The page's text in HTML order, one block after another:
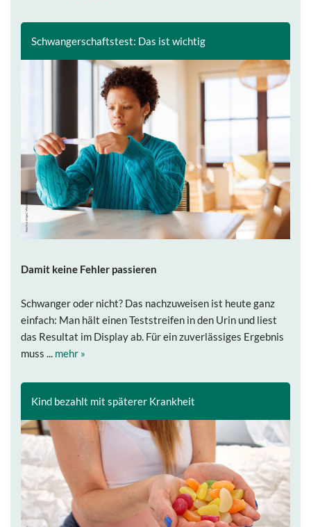
Schwangerschaftstest: Das ist wichtig
Damit keine Fehler passieren
Schwanger oder nicht? Das nachzuweisen ist heute ganz
einfach: Man hält einen Teststreifen in den Urin und liest
das Resultat im Display ab. Für ein zuverlässiges Ergebnis
muss ... mehr »
Kind bezahlt mit späterer Krankheit